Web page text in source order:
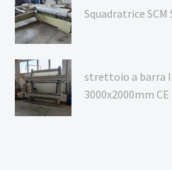
Squadratrice SCM
strettoio a barra
3000x2000mm CE